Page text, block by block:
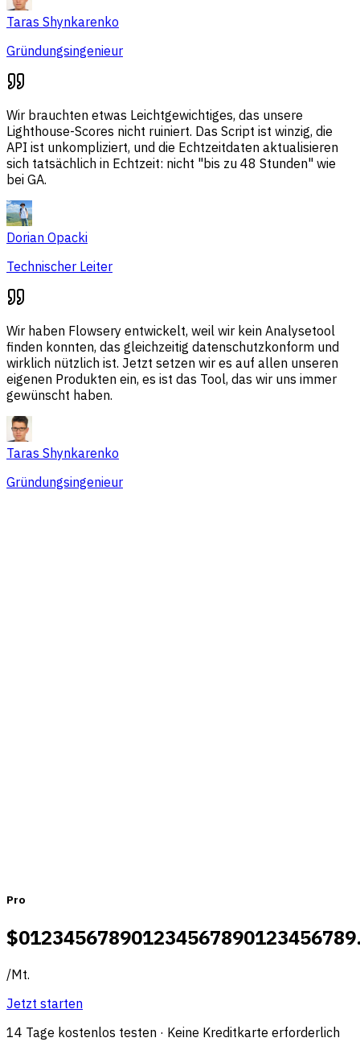
Taras Shynkarenko
Gründungsingenieur
Wir brauchten etwas Leichtgewichtiges, das unsere
Lighthouse-Scores nicht ruiniert. Das Script ist winzig, die
API ist unkompliziert, und die Echtzeitdaten aktualisieren
sich tatsächlich in Echtzeit: nicht "bis zu 48 Stunden" wie
bei GA.
Dorian Opacki
Technischer Leiter
Wir haben Flowsery entwickelt, weil wir kein Analysetool
finden konnten, das gleichzeitig datenschutzkonform und
wirklich nützlich ist. Jetzt setzen wir es auf allen unseren
eigenen Produkten ein, es ist das Tool, das wir uns immer
gewünscht haben.
Taras Shynkarenko
Gründungsingenieur
Übersicht Session-Probleme
Pro
$012345678901234567890123456789
/Mt.
Jetzt starten
14 Tage kostenlos testen · Keine Kreditkarte erforderlich